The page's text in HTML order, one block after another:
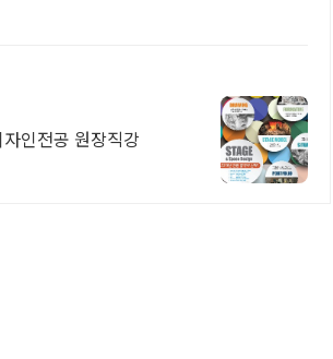
인전공 원장직강